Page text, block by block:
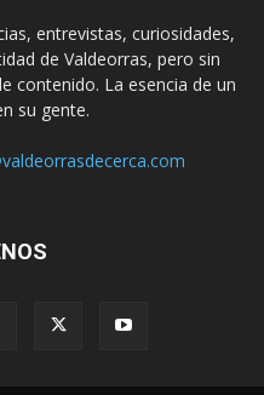
entrevistas, curiosidades,
de Valdeorras, pero sin
contenido. La esencia de un
su gente.